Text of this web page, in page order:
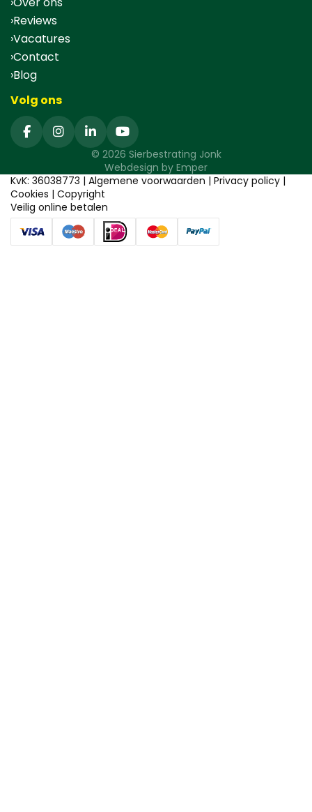
Reviews
Vacatures
Contact
Blog
Volg ons
© 2026 Sierbestrating Jonk
Webdesign by Emper
KvK: 36038773 | Algemene voorwaarden | Privacy policy |
Cookies | Copyright
Veilig online betalen